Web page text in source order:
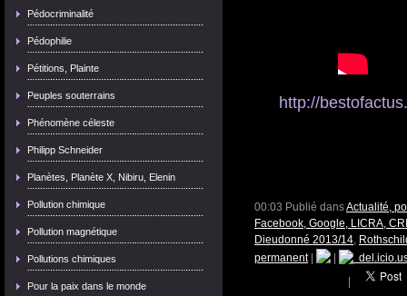
Pédocriminalité
Pédophilie
Pétitions, Plainte
Peuples souterrains
Phénomène céleste
Philipp Schneider
Planètes, Planète X, Nibiru, Elenin
Pollution chimique
Pollution magnétique
Pollutions chimiques
Pour la paix dans le monde
http://
00:03 Publié dansActualité,
Facebook, Google, LICRA,
Dieudonné 2013/14,
permanent|